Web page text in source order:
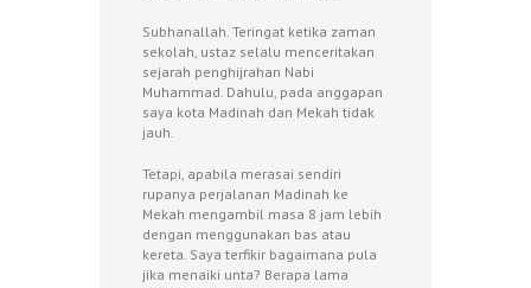
Subhanallah. Teringat ketika zaman
sekolah, ustaz selalu menceritakan
sejarah penghijrahan Nabi
Muhammad. Dahulu, pada anggapan
saya kota Madinah dan Mekah tidak
jauh.
Tetapi, apabila merasai sendiri
rupanya perjalanan Madinah ke
Mekah mengambil masa 8 jam lebih
dengan menggunakan bas atau
kereta. Saya terfikir bagaimana pula
jika menaiki unta? Berapa lama